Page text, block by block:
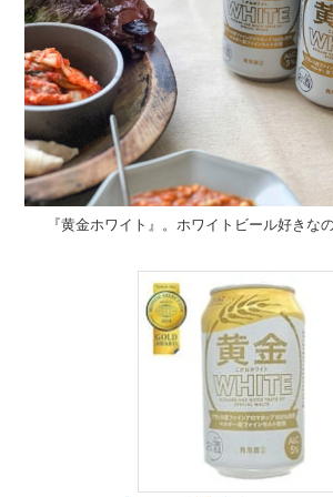
『黄金ホワイト』。ホワイトビール好きな